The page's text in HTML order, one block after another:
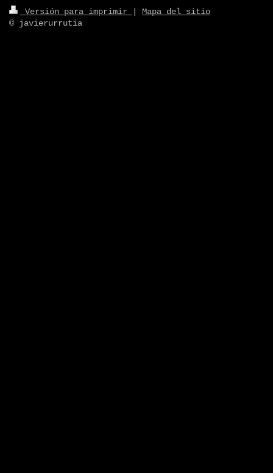
Versión para imprimir
Mapa del sitio
© javierurrutia